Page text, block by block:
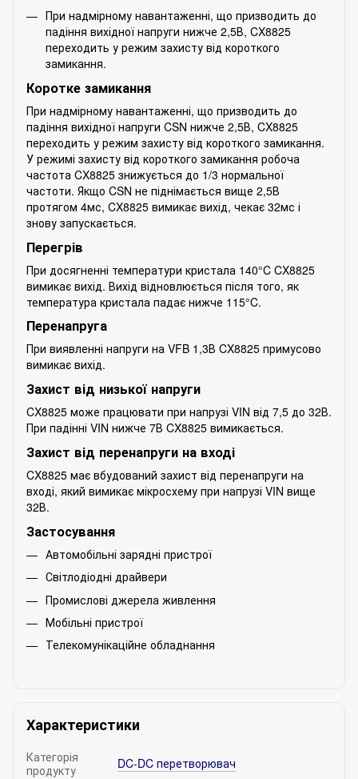
При надмірному навантаженні, що призводить до
падіння вихідної напруги нижче 2,5В, CX8825
переходить у режим захисту від короткого
замикання.
Коротке замикання
При надмірному навантаженні, що призводить до
падіння вихідної напруги CSN нижче 2,5В, CX8825
переходить у режим захисту від короткого замикання.
У режимі захисту від короткого замикання робоча
частота CX8825 знижується до 1/3 нормальної
частоти. Якщо CSN не піднімається вище 2,5В
протягом 4мс, CX8825 вимикає вихід, чекає 32мс і
знову запускається.
Перегрів
При досягненні температури кристала 140°C CX8825
вимикає вихід. Вихід відновлюється після того, як
температура кристала падає нижче 115°C.
Перенапруга
При виявленні напруги на VFB 1,3В CX8825 примусово
вимикає вихід.
Захист від низької напруги
CX8825 може працювати при напрузі VIN від 7,5 до 32В.
При падінні VIN нижче 7В CX8825 вимикається.
Захист від перенапруги на вході
CX8825 має вбудований захист від перенапруги на
вході, який вимикає мікросхему при напрузі VIN вище
32В.
Застосування
Автомобільні зарядні пристрої
Світлодіодні драйвери
Промислові джерела живлення
Мобільні пристрої
Телекомунікаційне обладнання
Характеристики
Категорія
продукту
DC-DC перетворювач